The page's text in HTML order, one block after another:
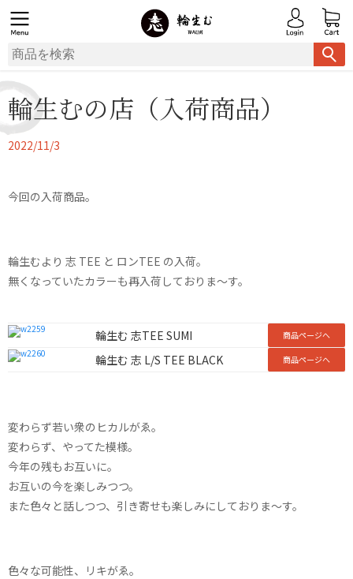
輪生むの店（入荷商品）
2022/11/3
今回の入荷商品。
輪生むより 志 TEE と ロンTEE の入荷。
無くなっていたカラーも再入荷しておりま～す。
輪生む 志TEE SUMI 商品ページへ
輪生む 志 L/S TEE BLACK 商品ページへ
変わらず若い衆のヒカルがゑ。
変わらず、やってた模様。
今年の残もお互いに。
お互いの今を楽しみつつ。
また色々と話しつつ、引き寄せも楽しみにしておりま〜す。
色々な可能性、リキがゑ。